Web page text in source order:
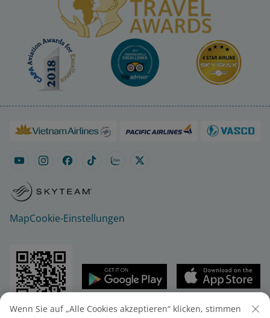
MapCookie-Einstellungen
© 2025 Vietnam Airlines JSC
Wenn Sie auf „Alle Cookies akzeptieren“ klicken, stimmen